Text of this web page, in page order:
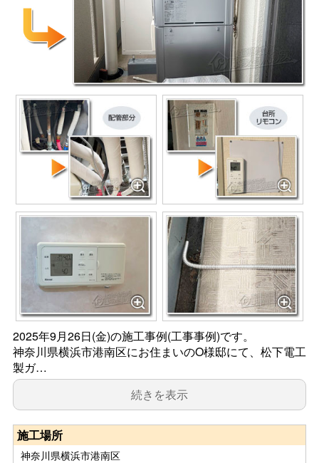
2025年9月26日(金)の施工事例(工事事例)です。
神奈川県横浜市港南区にお住まいのO様邸にて、松下電工
製ガ…
続きを表示
施工場所
神奈川県横浜市港南区